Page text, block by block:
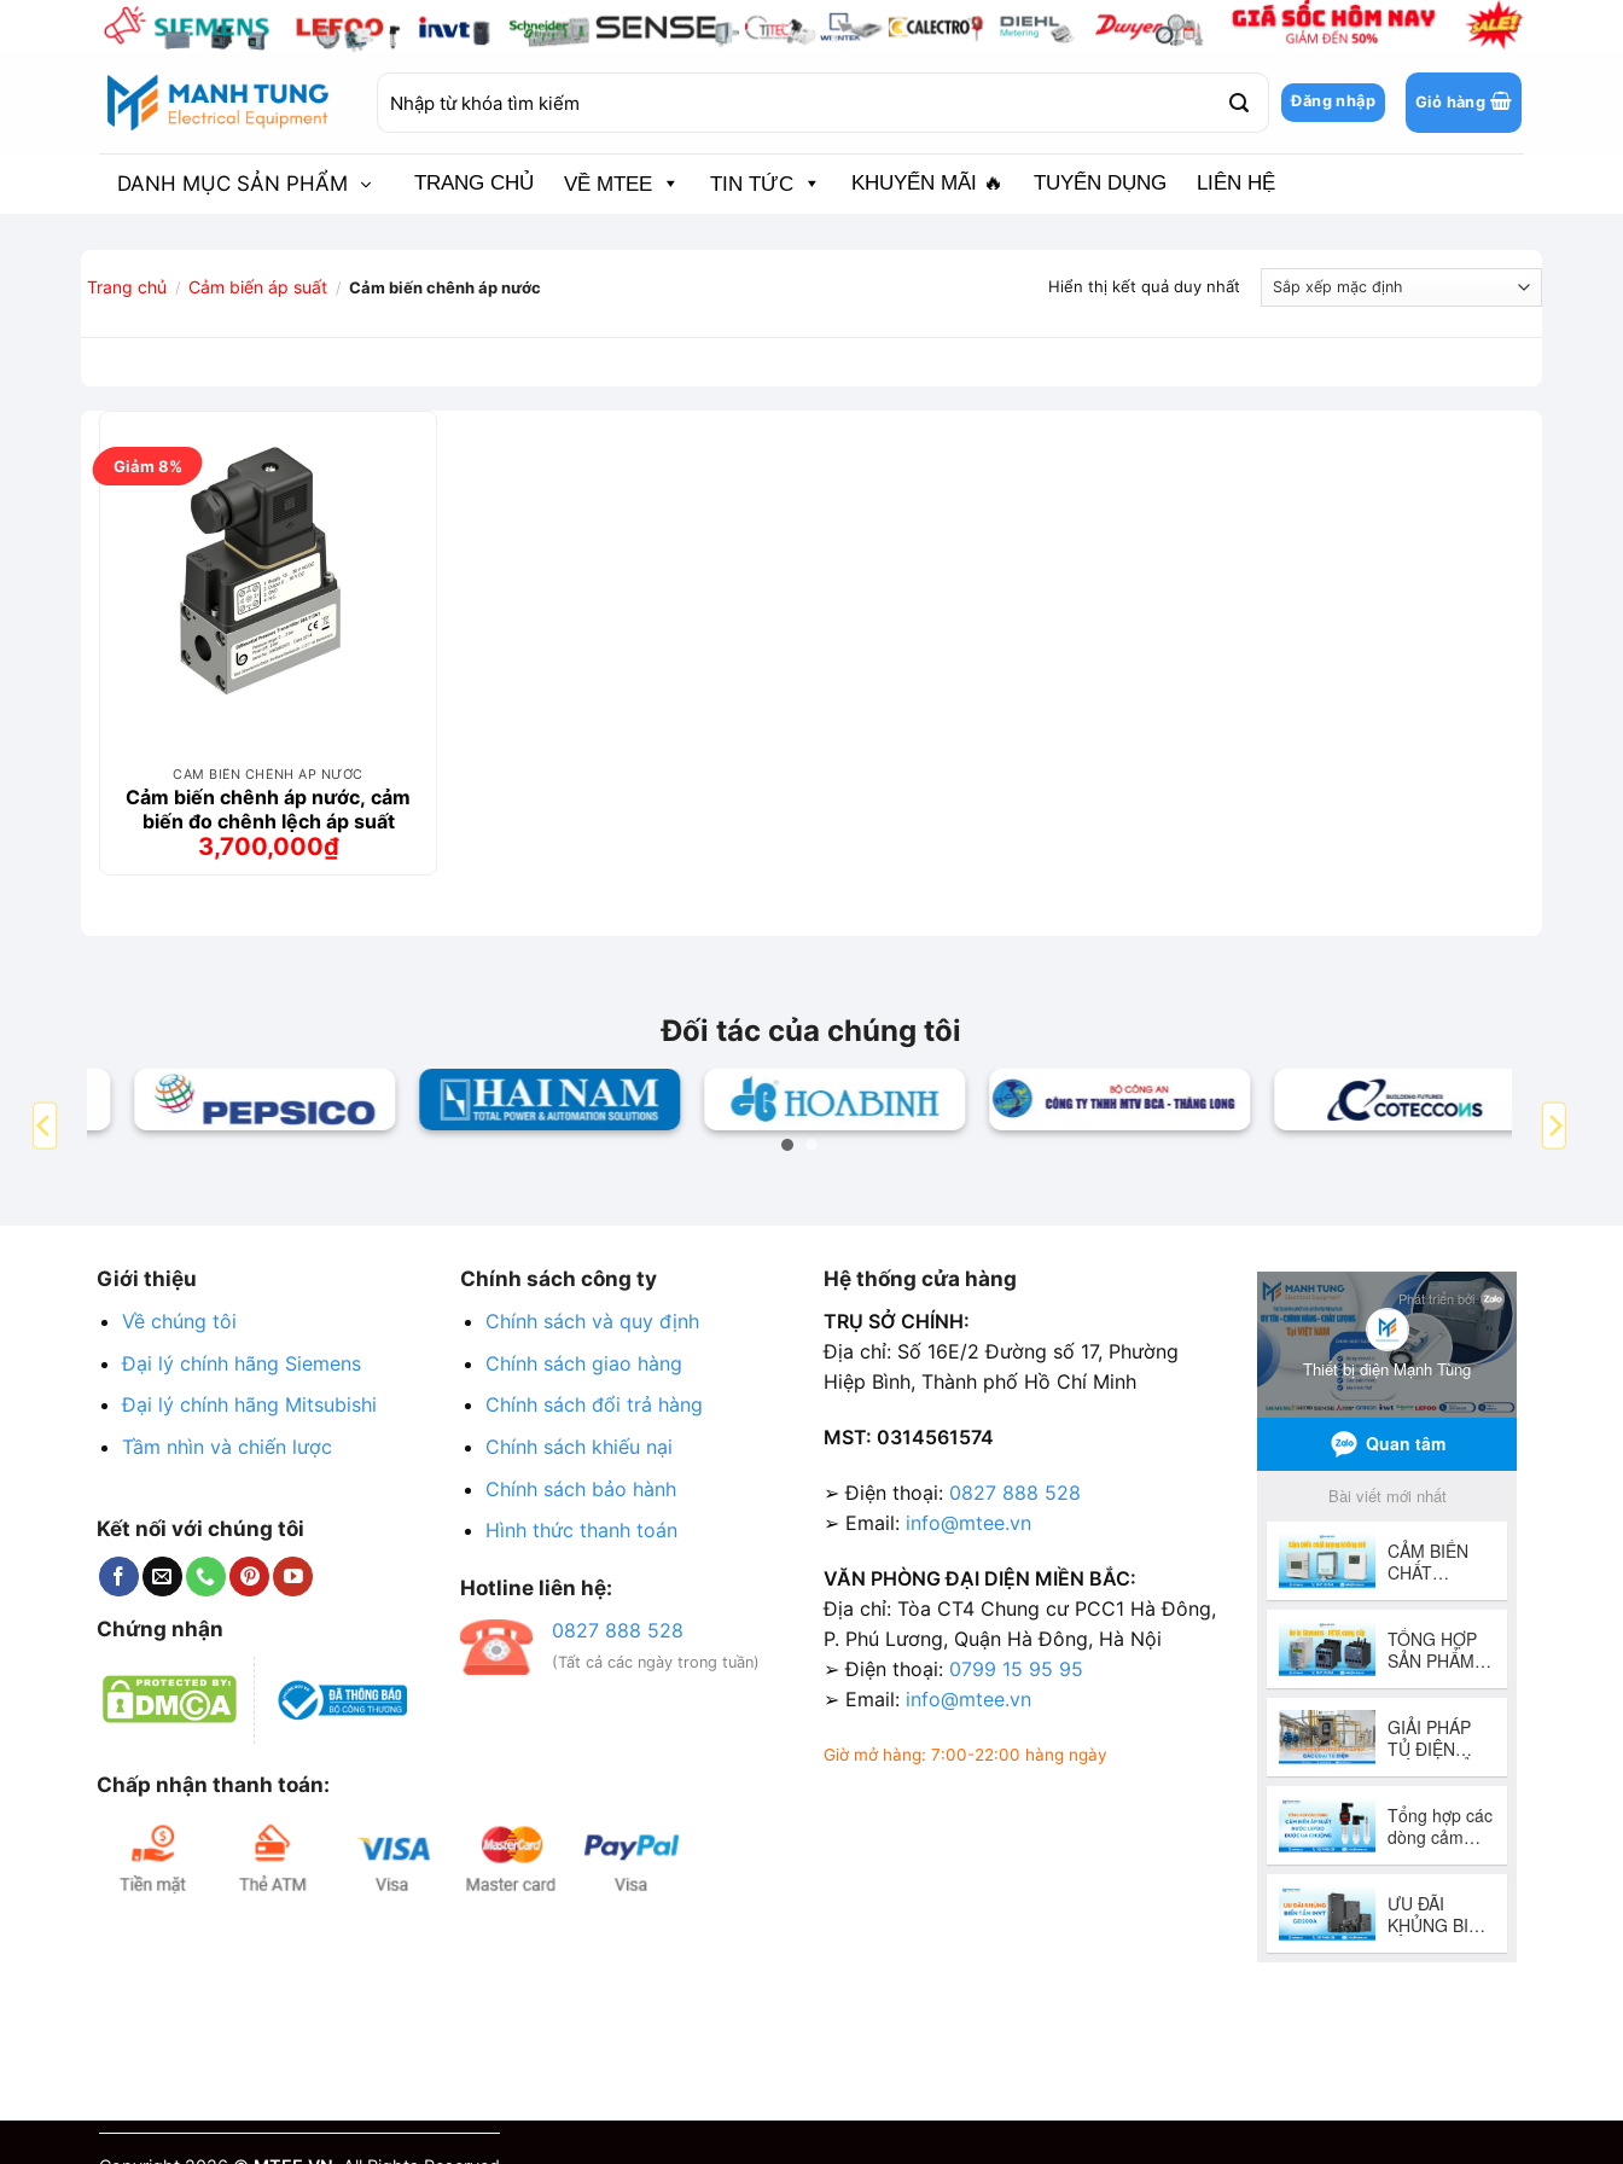
kiếm:
Đăng nhập Giỏ hàng
DANH MỤC SẢN PHẨM TRANG CHỦ VỀ MTEE TIN TỨC KHUYẾN MÃI 🔥 TUYỂN DỤNG LIÊN HỆ
Trang chủ / Cảm biến áp suất / Cảm biến chênh áp nước Hiển thị kết quả duy nhất
Giảm 8%
CẢM BIẾN CHÊNH ÁP NƯỚC
Cảm biến chênh áp nước, cảm
biến đo chênh lệch áp suất
Giá
3,700,000₫
Giá
Đối tác của chúng tôi
Giới thiệu
Về chúng tôi
Đại lý chính hãng Siemens
Đại lý chính hãng Mitsubishi
Tầm nhìn và chiến lược
Kết nối với chúng tôi
Chứng nhận
Chính sách công ty
Chính sách và quy định
Chính sách giao hàng
Chính sách đổi trả hàng
Chính sách khiếu nại
Chính sách bảo hành
Hình thức thanh toán
Hotline liên hệ:
0827 888 528
(Tất cả các ngày trong tuần)
Chấp nhận thanh toán:
Hệ thống cửa hàng
TRỤ SỞ CHÍNH:
Địa chỉ: Số 16E/2 Đường số 17, Phường
Hiệp Bình, Thành phố Hồ Chí Minh
MST: 0314561574
➢ Điện thoại: 0827 888 528
➢ Email: info@mtee.vn
VĂN PHÒNG ĐẠI DIỆN MIỀN BẮC:
Địa chỉ: Tòa CT4 Chung cư PCC1 Hà Đông,
P. Phú Lương, Quận Hà Đông, Hà Nội
➢ Điện thoại: 0799 15 95 95
➢ Email: info@mtee.vn
Giờ mở hàng: 7:00-22:00 hàng ngày